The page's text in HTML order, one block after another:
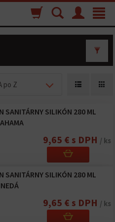
Toggle
Menu
Vyhľadávanie
Nákupný
košík
po Z
SANITÁRNY SILIKÓN 280 ML
9,65 € s DPH / ks
SANITÁRNY SILIKÓN 280 ML
9,65 € s DPH / ks